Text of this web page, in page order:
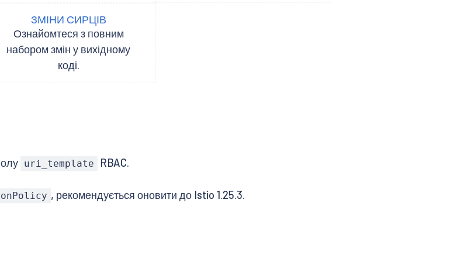
ЗМІНИ СИРЦІВ
Ознайомтеся з повним
набором змін у вихідному
коді.
uri_template RBAC.
, рекомендується оновити до Istio 1.25.3.